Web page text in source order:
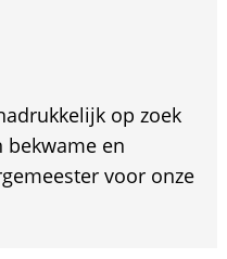
op zoek
bekwame en
voor onze